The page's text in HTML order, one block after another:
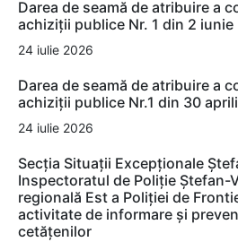
Darea de seamă de atribuire a
achiziții publice Nr. 1 din 2
24 iulie 2026
Darea de seamă de atribuire a
achiziții publice Nr.1 din 30
24 iulie 2026
Secția Situații Excepționale
Inspectoratul de Poliție Ștefan-
regională Est a Poliției de
activitate de informare și
cetățenilor